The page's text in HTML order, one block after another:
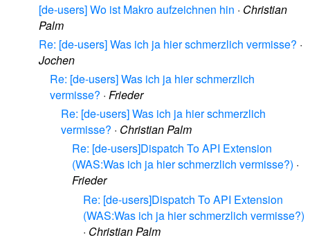
[de-users] Wo ist Makro aufzeichnen hin · Christian
Palm
Re: [de-users] Was ich ja hier schmerzlich vermisse? ·
Jochen
Re: [de-users] Was ich ja hier schmerzlich
vermisse? · Frieder
Re: [de-users] Was ich ja hier schmerzlich
vermisse? · Christian Palm
Re: [de-users]Dispatch To API Extension
(WAS:Was ich ja hier schmerzlich vermisse?) ·
Frieder
Re: [de-users]Dispatch To API Extension
(WAS:Was ich ja hier schmerzlich vermisse?)
· Christian Palm